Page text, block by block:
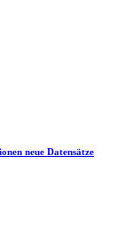
neue Datensätze